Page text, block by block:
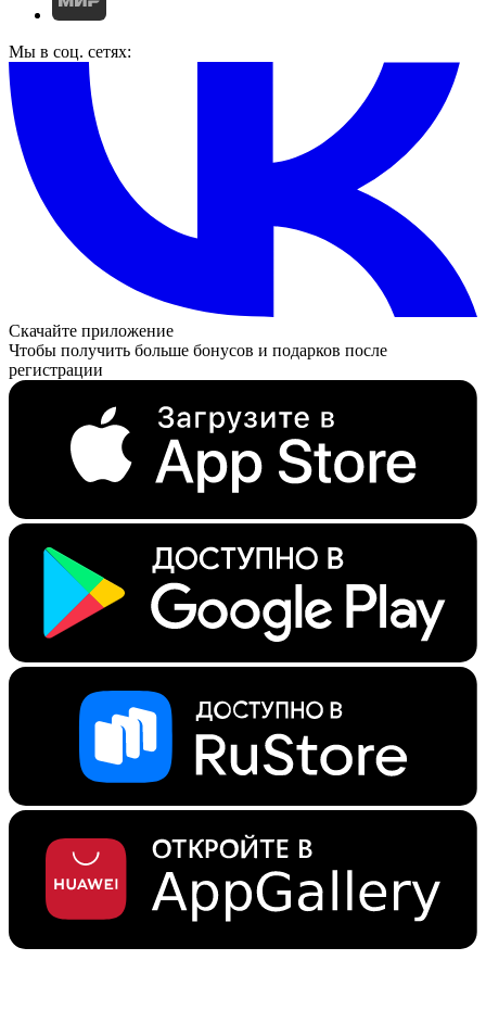
Мы в соц. сетях:
Скачайте приложение
Чтобы получить больше бонусов и подарков после
регистрации